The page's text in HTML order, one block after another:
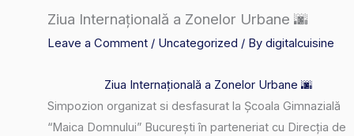
Ziua Internațională a Zonelor Urbane 🌆
Leave a Comment / Uncategorized / By digitalcuisine
Ziua Internațională a Zonelor Urbane 🌆
Simpozion organizat si desfasurat la Școala Gimnazială
“Maica Domnului” București în parteneriat cu Direcția de